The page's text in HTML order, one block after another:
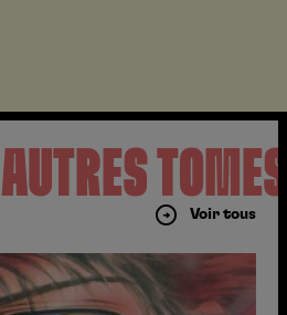
AUTRES
Voir tous